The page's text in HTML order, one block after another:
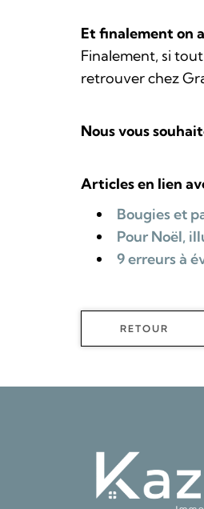
Et finalement on
Finalement, si
retrouver chez
Nous vous
Articles en lien
Bougies et
Pour Noël,
9 erreurs à
RETOUR